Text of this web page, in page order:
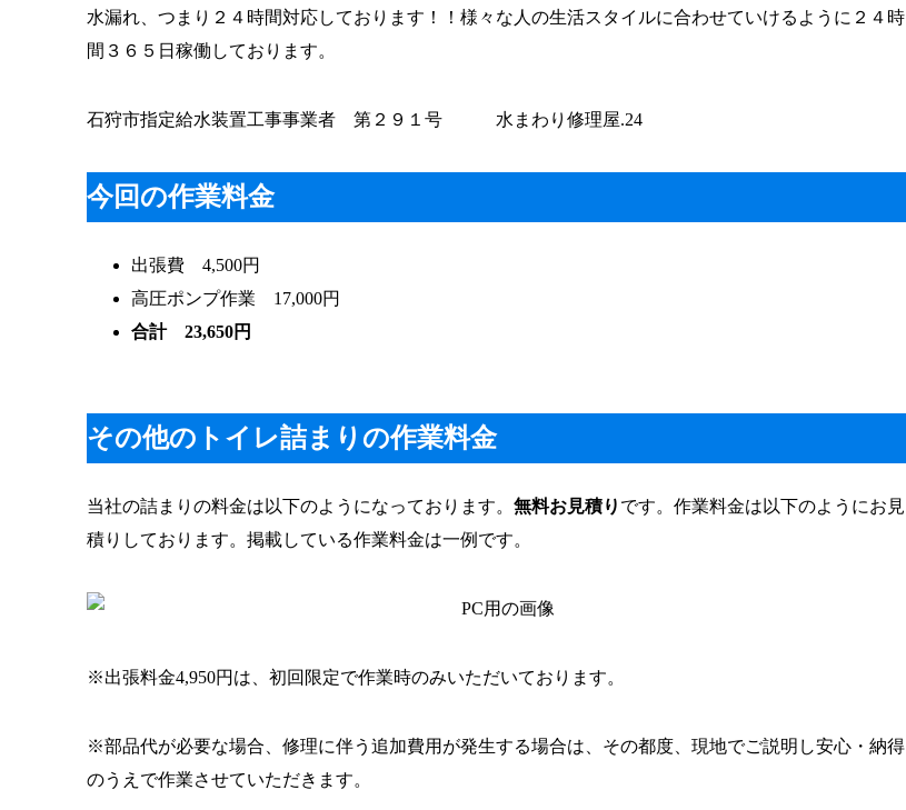
水漏れ、つまり２４時間対応しております！！様々な人の生活スタイルに合わせていけるように２４時
間３６５日稼働しております。
石狩市指定給水装置工事事業者 第２９１号 水まわり修理屋.24
今回の作業料金
出張費 4,500円
高圧ポンプ作業 17,000円
合計 23,650円
その他のトイレ詰まりの作業料金
当社の詰まりの料金は以下のようになっております。 無料お見積り です。作業料金は以下のようにお見
積りしております。掲載している作業料金は一例です。
※出張料金4,950円は、初回限定で作業時のみいただいております。
※部品代が必要な場合、修理に伴う追加費用が発生する場合は、その都度、現地でご説明し安心・納得
のうえで作業させていただきます。